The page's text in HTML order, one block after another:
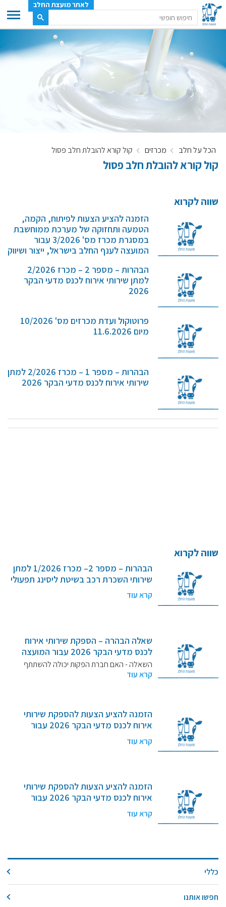
ענף החלב
מועצת החלב
משק החלב
תעשיית החלב
רשימת המחלבות
לאתר יצרני החלב
מפת הרפתות, הדירים והמחלבות
רשימת טלפונים – מועצת החלב
קול קורא ליצרנים חדשים – בקר / עיזים / כבשים
מכרזים
זוכרים
צור קשר
חלב לכל המשפחה
אוכלים בכיף
פעילויות ומערכים
סיפורי המשקים
ראיונות
חלב ומוצריו
רכיבים תזונתיים
חלב לכל גיל
בריאות העצם
אתר מקצועי לאנשי המקצוע
מאמרים על חלב
וובינרים לאנשי מקצוע
מתכונים
לאתר מועצת החלב
הכל על חלב מכרזים קול קורא להובלת חלב פסול
קול קורא להובלת חלב פסול
שווה לקרוא
הזמנה להציע הצעות לפיתוח, הקמה,
הטמעה ותחזוקה של מערכת ממוחשבת
במסגרת מכרז מס' 3/2026 עבור
המועצה לענף החלב בישראל, ייצור ושיווק
המועצה לענף החלב בישראל,…הבהרות – מספר 2 – מכרז 2/2026
למתן שירותי אירוח לכנס מדעי הבקר
2026
פרוטוקול ועדת מכרזים מס' 10/2026
מיום 11.6.2026
הבהרות – מספר 1 – מכרז 2/2026 למתן
שירותי אירוח לכנס מדעי הבקר 2026
שווה לקרוא
הבהרות – מספר 2– מכרז 1/2026 למתן
שירותי השכרת רכב בשיטת ליסינג תפעולי
קרא עוד
שאלה הבהרה – הספקת שירותי אירוח
לכנס מדעי הבקר 2026 עבור המועצה
לענף החלב בישראל , ייצור ושיווק (חל"צ)
– מכרז מספר 2/2026
השאלה - האם חברת הפקות יכולה להשתתף
במכרז? תשובה -…
קרא עוד
הזמנה להציע הצעות להספקת שירותי
אירוח לכנס מדעי הבקר 2026 עבור
(חל"צ) – מכרז מספר 2/2026
קרא עוד
הזמנה להציע הצעות להספקת שירותי
אירוח לכנס מדעי הבקר 2026 עבור
(חל"צ) – מכרז מספר 2/2026
קרא עוד
כללי
חפשו אותנו